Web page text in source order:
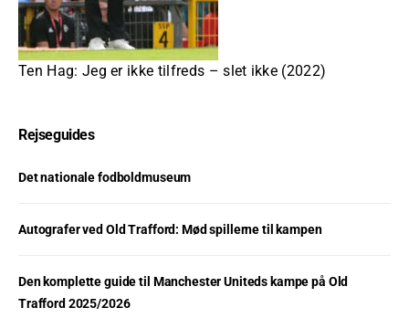
Ten Hag: Jeg er ikke tilfreds – slet ikke (2022)
Rejseguides
Det nationale fodboldmuseum
Autografer ved Old Trafford: Mød spillerne til kampen
Den komplette guide til Manchester Uniteds kampe på Old
Trafford 2025/2026